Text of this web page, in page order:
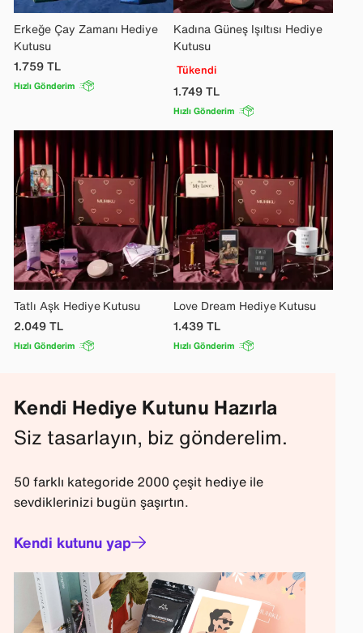
Erkeğe Çay Zamanı Hediye
Kutusu
1.759TL
Hızlı Gönderim
Kadına Güneş Işıltısı Hediye
Kutusu
Tükendi
1.749TL
Hızlı Gönderim
Tatlı Aşk Hediye Kutusu
2.049TL
Hızlı Gönderim
Love Dream Hediye Kutusu
1.439TL
Hızlı Gönderim
Kendi Hediye Kutunu Hazırla
Siz tasarlayın, biz gönderelim.
50 farklı kategoride 2000 çeşit hediye ile
sevdiklerinizi bugün şaşırtın.
Kendi kutunu yap